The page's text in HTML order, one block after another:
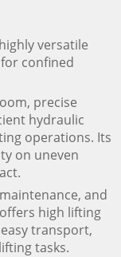
versatile
confined
precise
hydraulic
operations. Its
on uneven
and
high lifting
transport,
tasks.